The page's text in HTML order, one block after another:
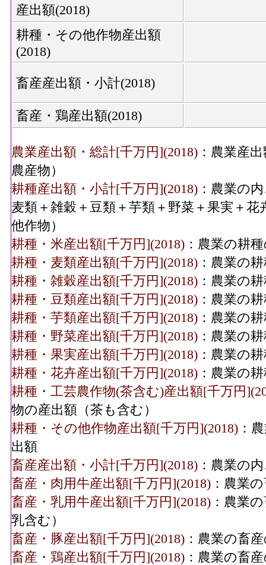
産出額(2018)
耕種・その他作物産出額
(2018)
畜産産出額・小計(2018)
畜産・鶏産出額(2018)
農業産出額・総計[千万円](2018) ：農業産
農産物）
耕種産出額・小計[千万円](2018) ：農業の
麦類＋雑穀＋豆類＋芋類＋野菜＋果実＋
他作物）
耕種・米産出額[千万円](2018) ：農業の耕
耕種・麦類産出額[千万円](2018) ：農業の
耕種・雑穀産出額[千万円](2018) ：農業の
耕種・豆類産出額[千万円](2018) ：農業の
耕種・芋類産出額[千万円](2018) ：農業の
耕種・野菜産出額[千万円](2018) ：農業の
耕種・果実産出額[千万円](2018) ：農業の
耕種・花卉産出額[千万円](2018) ：農業の
耕種・工芸農作物(茶含む)産出額[千万円
物の産出額（茶も含む）
耕種・その他作物産出額[千万円](2018) ：
出額
畜産産出額・小計[千万円](2018) ：農業の
畜産・肉用牛産出額[千万円](2018) ：農業
畜産・乳用牛産出額[千万円](2018) ：農業
乳含む）
畜産・豚産出額[千万円](2018) ：農業の畜
畜産・鶏産出額[千万円](2018) ：農業の畜